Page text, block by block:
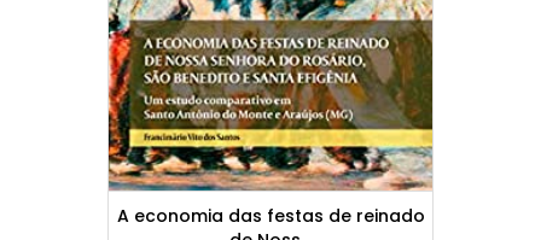
A economia das festas de reinado